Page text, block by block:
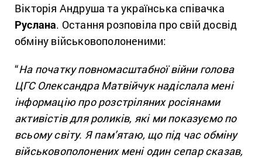
Вікторія Андруша та українська співачка
Руслана. Остання розповіла про свій досвід
обміну військовополоненими:
“На початку повномасштабної війни голова
ЦГС Олександра Матвійчук надіслала мені
інформацію про розстріляних росіянами
активістів для роликів, які ми показуємо по
всьому світу. Я пам’ятаю, що під час обміну
військовополонених мені один сепар сказав,